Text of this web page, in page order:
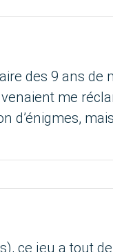
des 9 ans
me
d’énigmes,
ce jeu a tout